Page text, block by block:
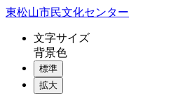
コ
東松山市民文化センター
文字サイズ
背景色
標準
拡大